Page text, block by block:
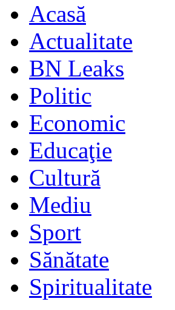
Acasă
Actualitate
BN Leaks
Politic
Economic
Educaţie
Cultură
Mediu
Sport
Sănătate
Spiritualitate